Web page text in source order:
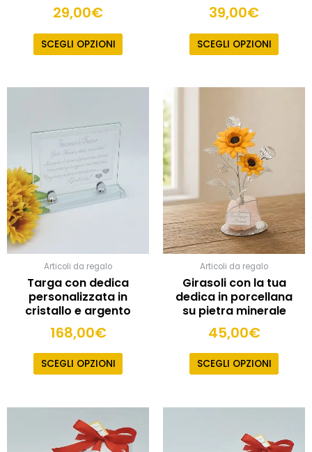
29,00€
SCEGLI OPZIONI
39,00€
SCEGLI OPZIONI
Articoli da regalo
Targa con dedica
personalizzata in
cristallo e argento
168,00€
SCEGLI OPZIONI
Articoli da regalo
Girasoli con la tua
dedica in porcellana
su pietra minerale
45,00€
SCEGLI OPZIONI
essere
scelte
nella
del
prodotto
ha
ha